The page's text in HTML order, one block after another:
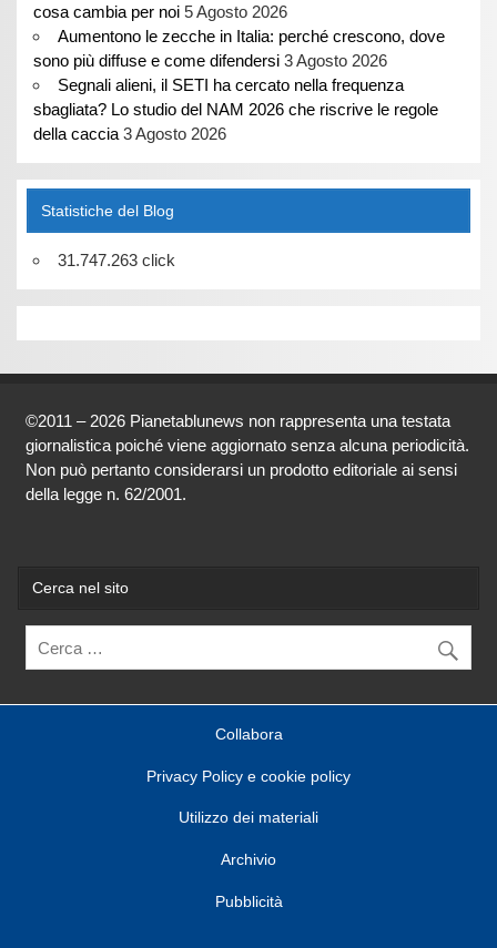
cosa cambia per noi 5 Agosto 2026
Aumentono le zecche in Italia: perché crescono, dove
sono più diffuse e come difendersi 3 Agosto 2026
Segnali alieni, il SETI ha cercato nella frequenza
sbagliata? Lo studio del NAM 2026 che riscrive le regole
della caccia 3 Agosto 2026
Statistiche del Blog
31.747.263 click
©2011 – 2026 Pianetablunews non rappresenta una testata
giornalistica poiché viene aggiornato senza alcuna periodicità.
Non può pertanto considerarsi un prodotto editoriale ai sensi
della legge n. 62/2001.
Cerca nel sito
Collabora
Privacy Policy e cookie policy
Utilizzo dei materiali
Archivio
Pubblicità